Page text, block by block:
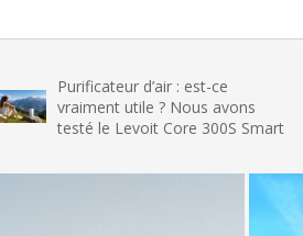
d’air : est-ce
utile ? Nous avons
le Levoit Core 300S Smart